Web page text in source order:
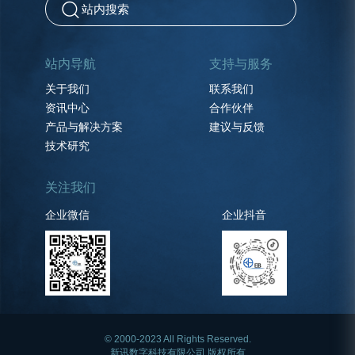
站内导航
关于我们
资讯中心
产品与解决方案
技术研究
支持与服务
联系我们
合作伙伴
建议与反馈
关注我们
企业微信 企业抖音
© 2000-2023 All Rights Reserved.
新讯数字科技有限公司 版权所有